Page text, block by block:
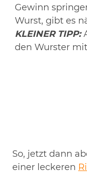
Gewinn
Wurst, gibt es
KLEINER TIPP:
den Wurster mit
So, jetzt dann
einer leckeren